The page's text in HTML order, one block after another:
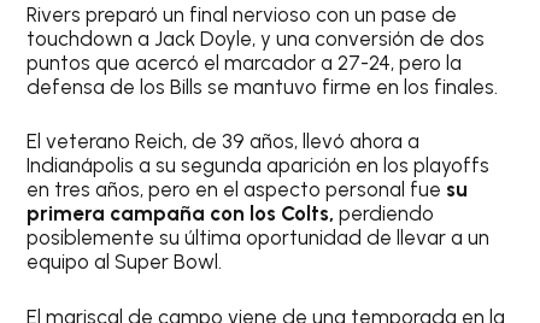
Rivers preparó un final nervioso con un pase de
touchdown a Jack Doyle, y una conversión de dos
puntos que acercó el marcador a 27-24, pero la
defensa de los Bills se mantuvo firme en los finales.
El veterano Reich, de 39 años, llevó ahora a
Indianápolis a su segunda aparición en los playoffs
en tres años, pero en el aspecto personal fue su
primera campaña con los Colts,perdiendo
posiblemente su última oportunidad de llevar a un
equipo al Super Bowl.
El mariscal de campo viene de una temporada en la